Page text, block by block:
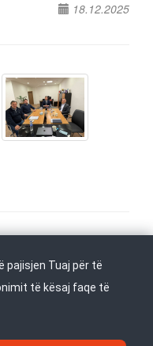
18.12.2025
Na ndiqni në
kati i 1-rë, 1000 Shkup, Tel:
pajisjen Tuaj për të
të kësaj faqe të